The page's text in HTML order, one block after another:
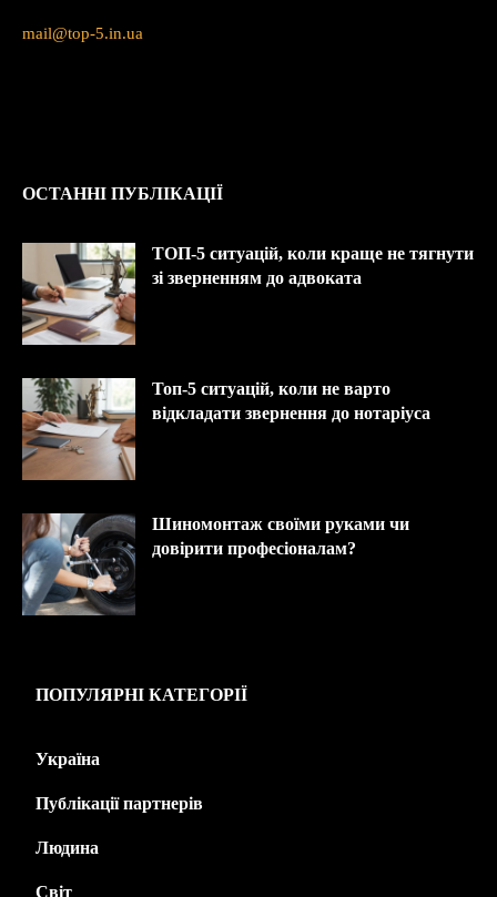
mail@top-5.in.ua
ОСТАННІ ПУБЛІКАЦІЇ
ТОП-5 ситуацій, коли краще не тягнути
зі зверненням до адвоката
Топ-5 ситуацій, коли не варто
відкладати звернення до нотаріуса
Шиномонтаж своїми руками чи
довірити професіоналам?
ПОПУЛЯРНІ КАТЕГОРІЇ
Україна
Публікації партнерів
Людина
Світ